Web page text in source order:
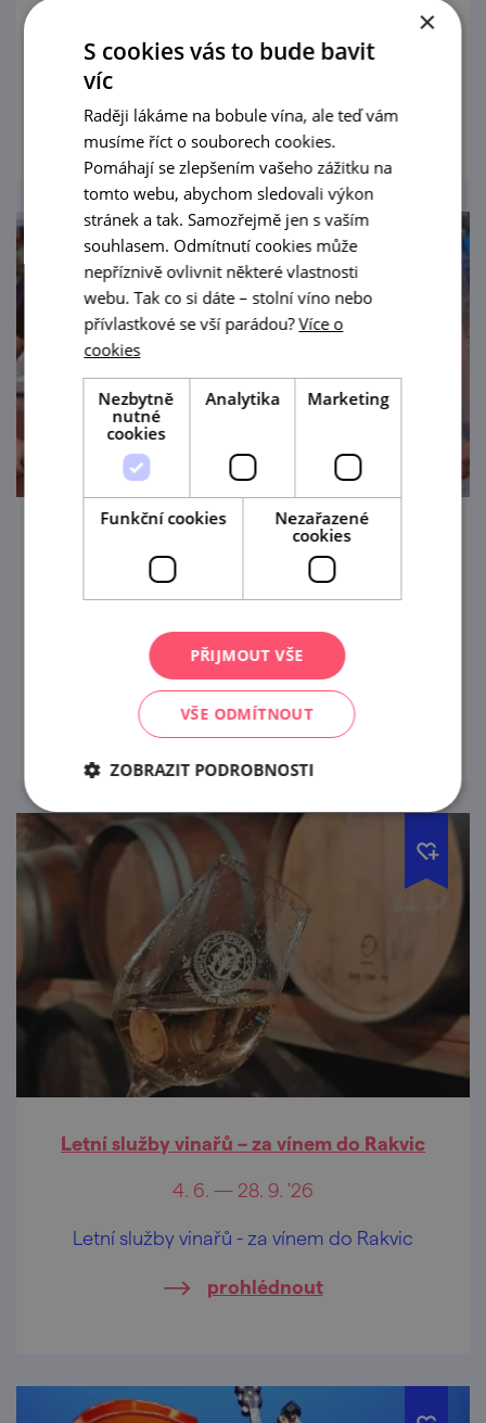
Každý týden dva vinaři a jejich útulné sklepy.
prohlédnout
Lednické vinobraní & Gulášfest
Akce „2 v 1“ slibuje zážitek a zábavu v
unikátním prostředí vinařství.
prohlédnout
Letní služby vinařů – za vínem do Rakvic
4. 6. — 28. 9. '26
Letní služby vinařů - za vínem do Rakvic
prohlédnout
×
S cookies vás to bude bavit
víc
Raději lákáme na bobule vína, ale teď vám
musíme říct o souborech cookies.
Pomáhají se zlepšením vašeho zážitku na
tomto webu, abychom sledovali výkon
stránek a tak. Samozřejmě jen s vaším
souhlasem. Odmítnutí cookies může
nepříznivě ovlivnit některé vlastnosti
webu. Tak co si dáte – stolní víno nebo
přívlastkové se vší parádou?Více o
cookies
Nezbytně
nutné
cookies
Analytika Marketing
Funkční cookies
Nezařazené
cookies
PŘIJMOUT VŠE
VŠE ODMÍTNOUT
ZOBRAZIT PODROBNOSTI